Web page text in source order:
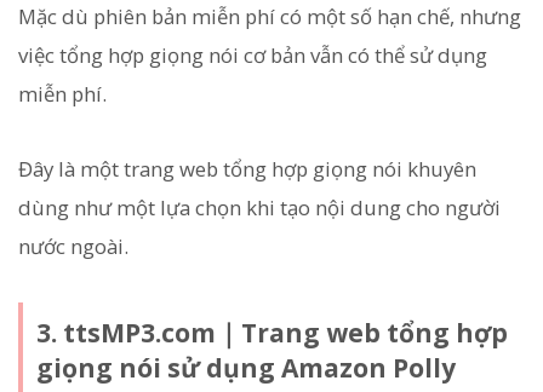
Mặc dù phiên bản miễn phí có một số hạn chế, nhưng
việc tổng hợp giọng nói cơ bản vẫn có thể sử dụng
miễn phí.
Đây là một trang web tổng hợp giọng nói khuyên
dùng như một lựa chọn khi tạo nội dung cho người
nước ngoài.
3. ttsMP3.com｜Trang web tổng hợp
giọng nói sử dụng Amazon Polly